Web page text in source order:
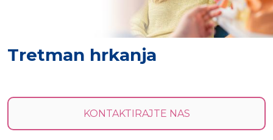
Tretman hrkanja
KONTAKTIRAJTE NAS